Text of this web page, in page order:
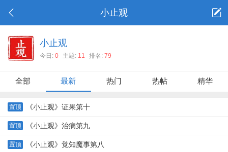
小止观
小止观
今日: 0 主题: 11 排名: 79
全部 最新 热门 热帖 精华
置顶 《小止观》证果第十
置顶 《小止观》治病第九
置顶 《小止观》觉知魔事第八